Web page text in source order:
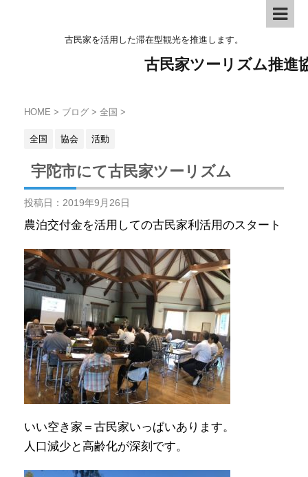
古民家を活用した滞在型観光を推進します。
古民家ツーリズム推進
HOME > ブログ > 全国 >
全国 協会 活動
宇陀市にて古民家ツーリズム
投稿日： 2019年9月26日
農泊交付金を活用しての古民家利活用のスタート
いい空き家＝古民家いっぱいあります。
人口減少と高齢化が深刻です。